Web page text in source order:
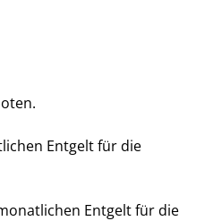
Entgelt für die
Entgelt für die